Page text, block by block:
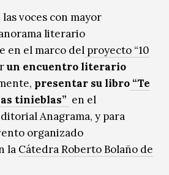
las voces con mayor
literario
en el marco del proyecto “10
un encuentro literario
presentar su libro “Te
tinieblas” en el
Anagrama, y para
organizado
la Cátedra Roberto Bolaño de